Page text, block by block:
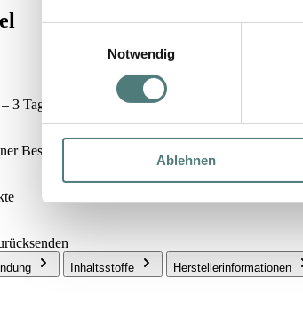
Notwendig
Ablehnen
3 Tagen bei dir.
Bestellung
Inhaltsstoffe Herstellerinformationen